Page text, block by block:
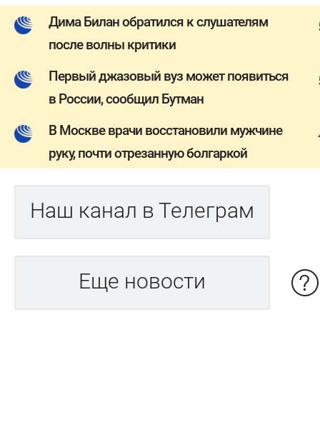
Дима Билан обратился к слушателям
после волны критики
Первый джазовый вуз может появиться
в России, сообщил Бутман
В Москве врачи восстановили мужчине
руку, почти отрезанную болгаркой
Наш канал в Телеграм
Еще новости